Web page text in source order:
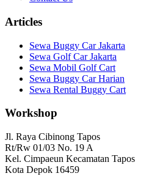
Articles
Sewa Buggy Car Jakarta
Sewa Golf Car Jakarta
Sewa Mobil Golf Cart
Sewa Buggy Car Harian
Sewa Rental Buggy Cart
Workshop
Jl. Raya Cibinong Tapos
Rt/Rw 01/03 No. 19 A
Kel. Cimpaeun Kecamatan Tapos
Kota Depok 16459